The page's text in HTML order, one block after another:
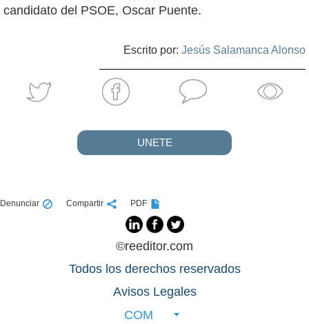
candidato del PSOE, Oscar Puente.
Escrito por: Jesús Salamanca Alonso
UNETE
Denunciar Compartir PDF
©reeditor.com
Todos los derechos reservados
Avisos Legales